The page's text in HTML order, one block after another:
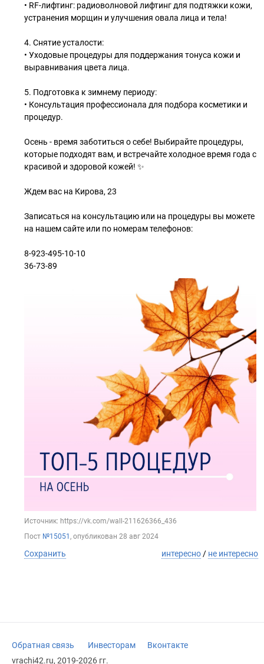
• RF-лифтинг: радиоволновой лифтинг для подтяжки кожи,
устранения морщин и улучшения овала лица и тела!
4. Снятие усталости:
• Уходовые процедуры для поддержания тонуса кожи и
выравнивания цвета лица.
5. Подготовка к зимнему периоду:
• Консультация профессионала для подбора косметики и
процедур.
Осень - время заботиться о себе! Выбирайте процедуры,
которые подходят вам, и встречайте холодное время года с
красивой и здоровой кожей! ✨
Ждем вас на Кирова, 23
Записаться на консультацию или на процедуры вы можете
на нашем сайте или по номерам телефонов:
8-923-495-10-10
36-73-89
Источник: https://vk.com/wall-211626366_436
Пост №15051 , опубликован 28 авг 2024
Сохранить интересно / не интересно
Обратная связь Инвесторам
Вконтакте
vrachi42.ru, 2019-2026 гг.